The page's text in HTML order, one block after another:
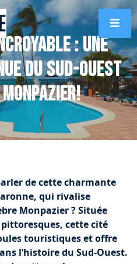
: Une
du Sud-Ouest
de cette charmante
qui rivalise
Monpazier ? Située
cette cité
touristiques et offre
l’histoire du Sud-Ouest.